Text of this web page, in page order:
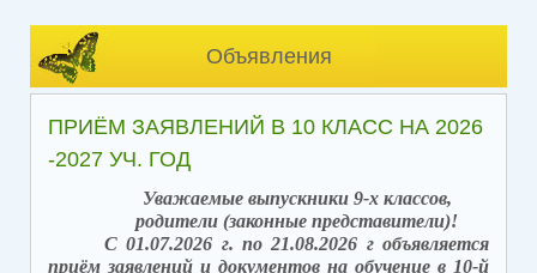
Объявления
ПРИЁМ ЗАЯВЛЕНИЙ В 10 КЛАСС НА 2026
-2027 УЧ. ГОД
Уважаемые выпускники 9-х классов,
родители (законные представители)!
С 01.07.2026 г. по 21.08.2026 г объявляется
приём заявлений и документов на обучение в 10-й